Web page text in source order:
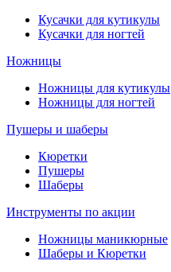
Кусачки для кутикулы
Кусачки для ногтей
Ножницы
Ножницы для кутикулы
Ножницы для ногтей
Пушеры и шаберы
Кюретки
Пушеры
Шаберы
Инструменты по акции
Ножницы маникюрные
Шаберы и Кюретки